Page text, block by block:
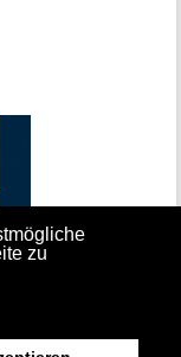
zu